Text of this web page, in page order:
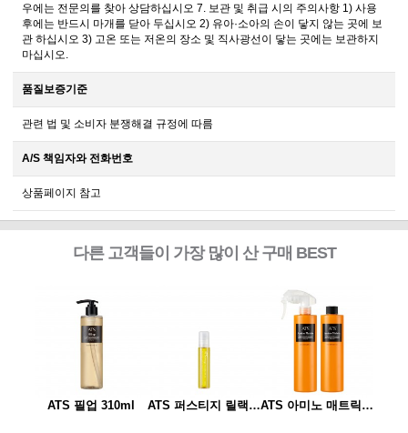
우에는 전문의를 찾아 상담하십시오 7. 보관 및 취급 시의 주의사항 1) 사용
후에는 반드시 마개를 닫아 두십시오 2) 유아·소아의 손이 닿지 않는 곳에 보
관 하십시오 3) 고온 또는 저온의 장소 및 직사광선이 닿는 곳에는 보관하지
마십시오.
품질보증기준
관련 법 및 소비자 분쟁해결 규정에 따름
A/S 책임자와 전화번호
상품페이지 참고
다른 고객들이 가장 많이 산 구매 BEST
ATS 필업 310ml ATS 퍼스티지 릴랙싱 스파오일 10ml ATS 아미노 매트릭스 310ml*2개 세트(스프레이 동봉)